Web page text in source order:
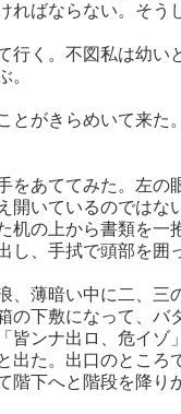
ばならない。そう
行く。不図私は幼い
。
とがきらめいて来
をあててみた。左
開いているのでは
机の上から書類を一
、手拭で頭部を囲
、薄暗い中に二、
の下敷になって、
皆ンナ出ロ、危イ
出た。出口のとこ
階下へと階段を降り